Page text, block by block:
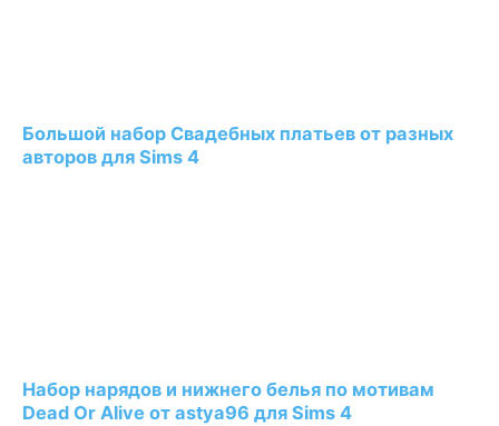
Большой набор Свадебных платьев от разных
авторов для Sims 4
Набор нарядов и нижнего белья по мотивам
Dead Or Alive от astya96 для Sims 4